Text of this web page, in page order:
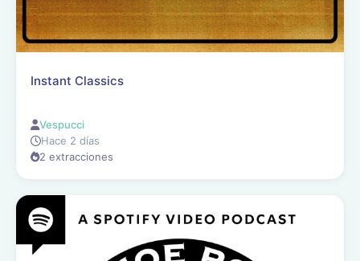
Instant Classics
Vespucci
Hace 2 días
2 extracciones